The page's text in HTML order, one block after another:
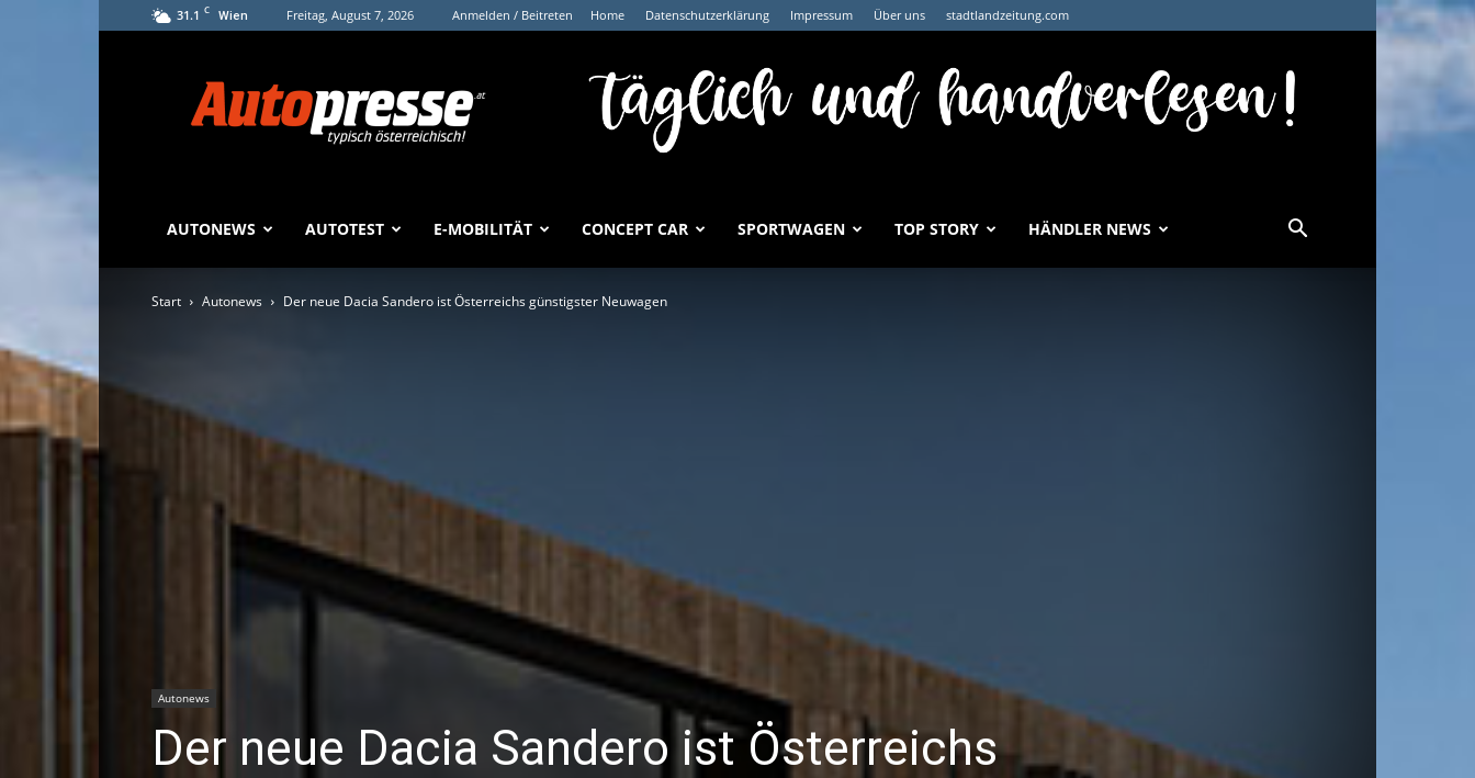
31.1 C Wien Freitag, August 7, 2026 Anmelden / Beitreten Home Datenschutzerklärung Impressum Über uns stadtlandzeitung.com
AUTONEWS AUTOTEST E-MOBILITÄT CONCEPT CAR SPORTWAGEN TOP STORY HÄNDLER NEWS
Start Autonews Der neue Dacia Sandero ist Österreichs günstigster Neuwagen
Autonews
Der neue Dacia Sandero ist Österreichs